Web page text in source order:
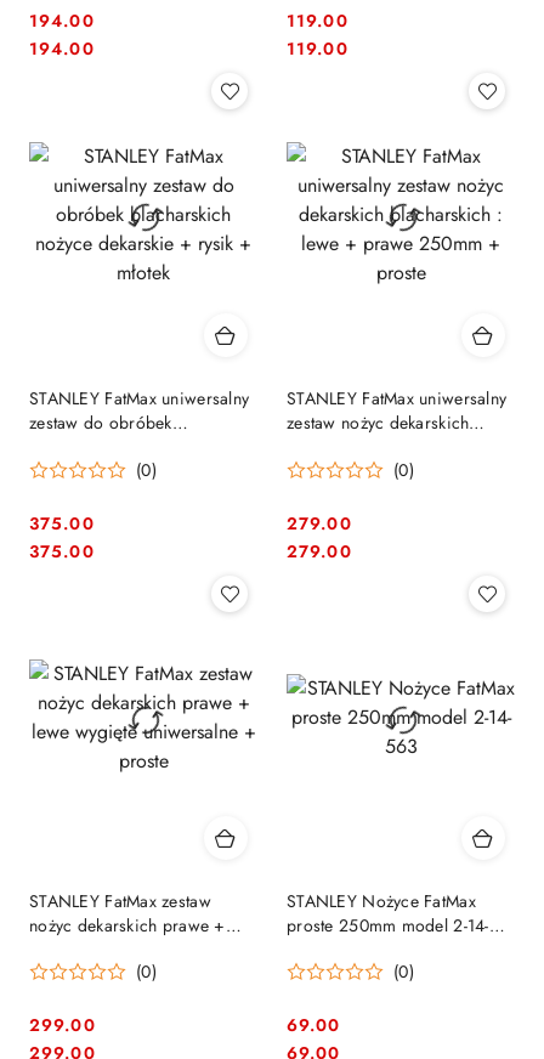
Cena:
194.00
Cena:
194.00 Cena:
119.00
Cena:
119.00
STANLEY FatMax uniwersalny
zestaw do obróbek
+ rysik + młotek
(0)
Cena:
375.00
Cena:
375.00
STANLEY FatMax uniwersalny
zestaw nożyc dekarskich
250mm + proste
(0)
Cena:
279.00
Cena:
279.00
STANLEY FatMax zestaw
nożyc dekarskich prawe +
proste
(0)
Cena:
299.00
Cena:
299.00
STANLEY Nożyce FatMax
proste 250mm model 2-14-
(0)
Cena:
69.00
Cena:
69.00